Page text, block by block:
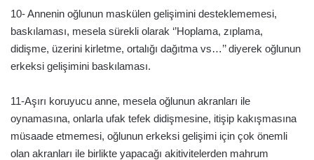
10- Annenin oğlunun maskülen gelişimini desteklememesi,
baskılaması, mesela sürekli olarak ‘’Hoplama, zıplama,
didişme, üzerini kirletme, ortalığı dağıtma vs…’’ diyerek oğlunun
erkeksi gelişimini baskılaması.
11-Aşırı koruyucu anne, mesela oğlunun akranları ile
oynamasına, onlarla ufak tefek didişmesine, itişip kakışmasına
müsaade etmemesi, oğlunun erkeksi gelişimi için çok önemli
olan akranları ile birlikte yapacağı akitivitelerden mahrum